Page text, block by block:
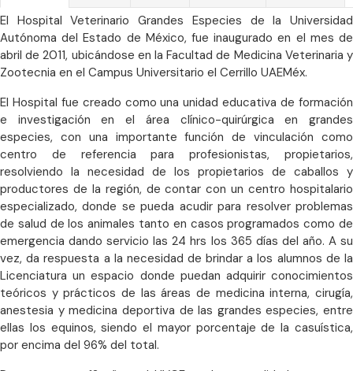
El Hospital Veterinario Grandes Especies de la Universidad
Autónoma del Estado de México, fue inaugurado en el mes de
abril de 2011, ubicándose en la Facultad de Medicina Veterinaria y
Zootecnia en el Campus Universitario el Cerrillo UAEMéx.
El Hospital fue creado como una unidad educativa de formación
e investigación en el área clínico-quirúrgica en grandes
especies, con una importante función de vinculación como
centro de referencia para profesionistas, propietarios,
resolviendo la necesidad de los propietarios de caballos y
productores de la región, de contar con un centro hospitalario
especializado, donde se pueda acudir para resolver problemas
de salud de los animales tanto en casos programados como de
emergencia dando servicio las 24 hrs los 365 días del año. A su
vez, da respuesta a la necesidad de brindar a los alumnos de la
Licenciatura un espacio donde puedan adquirir conocimientos
teóricos y prácticos de las áreas de medicina interna, cirugía,
anestesia y medicina deportiva de las grandes especies, entre
ellas los equinos, siendo el mayor porcentaje de la casuística,
por encima del 96% del total.